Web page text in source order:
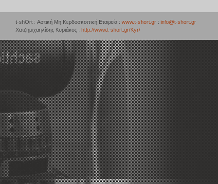
t-shOrt : Αστική Μη Κερδοσκοπική Εταιρεία : www.t-short.gr : info@t-short.gr
Χατζημιχαηλίδης Κυριάκος : http://www.t-short.gr/Kyr/